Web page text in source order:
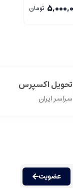
تومان
تحویل اکسپرس
سراسر ایران
عضویت